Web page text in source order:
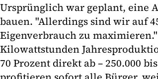
Ursprünglich war geplant, eine
bauen. "Allerdings sind wir auf
Eigenverbrauch zu
Kilowattstunden
70 Prozent direkt ab – 250.000